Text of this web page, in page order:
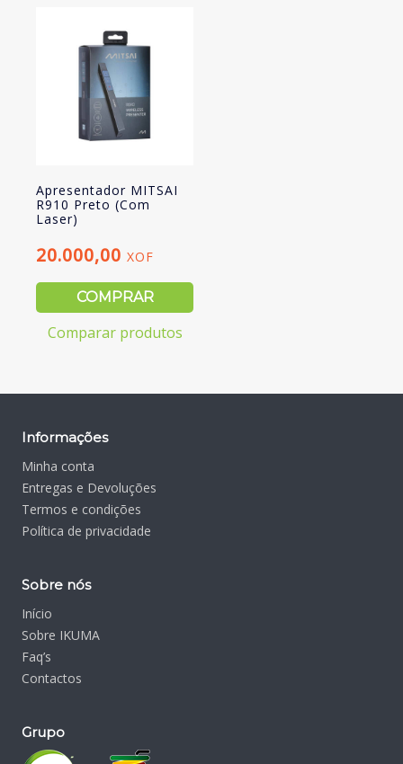
Apresentador MITSAI
R910 Preto (Com
Laser)
20.000,00 XOF
COMPRAR
Comparar produtos
Informações
Minha conta
Entregas e Devoluções
Termos e condições
Política de privacidade
Sobre nós
Início
Sobre IKUMA
Faq’s
Contactos
Grupo